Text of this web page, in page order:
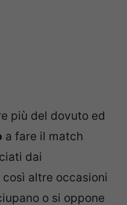
più del dovuto ed
a fare il match
dai
altre occasioni
o si oppone